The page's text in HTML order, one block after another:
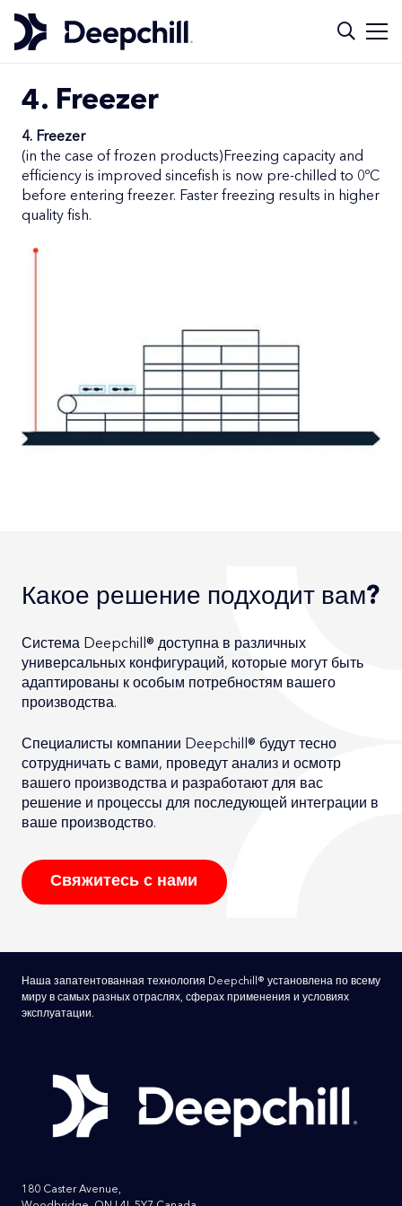
4. Freezer
4. Freezer
(in the case of frozen products)Freezing capacity and
efficiency is improved sincefish is now pre-chilled to 0ºC
before entering freezer. Faster freezing results in higher
quality fish.
Какое решение подходит вам?
Система Deepchill® доступна в различных
универсальных конфигураций, которые могут быть
адаптированы к особым потребностям вашего
производства.
Специалисты компании Deepchill® будут тесно
сотрудничать с вами, проведут анализ и осмотр
вашего производства и разработают для вас
решение и процессы для последующей интеграции в
ваше производство.
Свяжитесь с нами
Наша запатентованная технология Deepchill® установлена по всему
миру в самых разных отраслях, сферах применения и условиях
эксплуатации.
180 Caster Avenue,